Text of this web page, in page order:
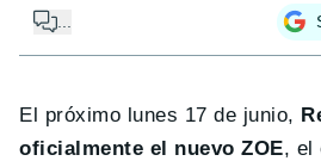
El próximo lunes 17 de junio,
oficialmente el nuevo ZOE, el